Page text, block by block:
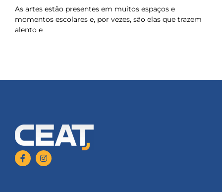
As artes estão presentes em muitos espaços e
momentos escolares e, por vezes, são elas que trazem
alento e